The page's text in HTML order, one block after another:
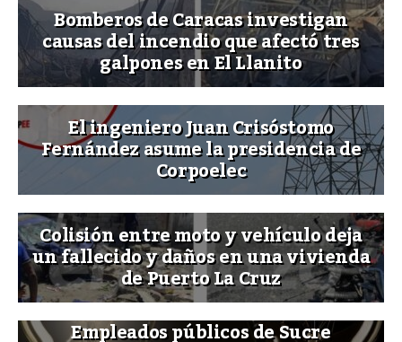
Bomberos de Caracas investigan
causas del incendio que afectó tres
galpones en El Llanito
El ingeniero Juan Crisóstomo
Fernández asume la presidencia de
Corpoelec
Colisión entre moto y vehículo deja
un fallecido y daños en una vivienda
de Puerto La Cruz
Empleados públicos de Sucre